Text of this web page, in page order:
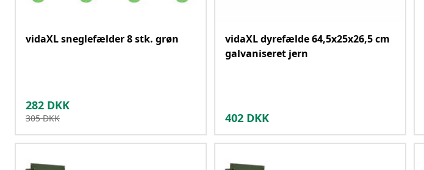
vidaXL sneglefælder 8 stk. grøn
282 DKK
305 DKK
vidaXL dyrefælde 64,5x25x26,5 cm
galvaniseret jern
402 DKK